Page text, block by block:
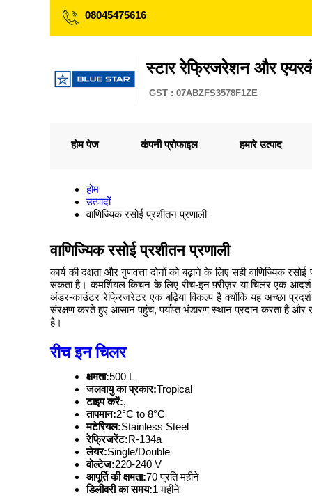
08045475616
स्टार रेफ्रिजरेशन और
GST : 07ABZFS3578F1ZE
होम पेज कंपनी प्रोफाइल हमारे उत्पाद
होम
उत्पादों
वाणिज्यिक रसोई प्रशीतन प्रणाली
वाणिज्यिक रसोई प्रशीतन प्रणाली
कार्य की दक्षता और गुणवत्ता दोनों को बढ़ाने के लिए सही वाणिज्यिक
सकता है। कमर्शियल किचन के लिए रीच-इन फ़्रीज़र या चिलर एक
अंडर-काउंटर रेफ्रिजरेटर एक बढ़िया विकल्प है क्योंकि यह अच्छा
संरक्षण करते हुए आसान पहुंच, पर्याप्त भंडारण स्थान प्रदान करता है और
है।
रीच इन चिलर
क्षमता:500 L
जलवायु का प्रकार:Tropical
टाइप करें:,
तापमान:2°C to 8°C
मटेरियल:Stainless Steel
रेफ्रिजरेंट:R-134a
लेयर:Single/Double
वोल्टेज:220-240 V
आपूर्ति की क्षमता:70 प्रति महीने
डिलीवरी का समय:1 महीने